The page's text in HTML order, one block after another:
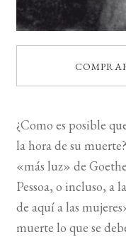
¿Como es posible
la hora de su
«más luz» de
Pessoa, o incluso, a
de aquí a las
muerte lo que se